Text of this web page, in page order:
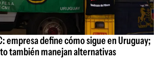
empresa define cómo sigue en Uruguay;
también manejan alternativas